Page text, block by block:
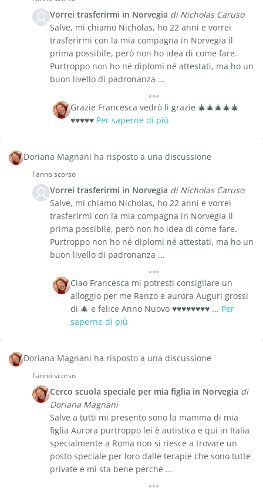
Vorrei trasferirmi in Norvegia di Nicholas Caruso
Salve, mi chiamo Nicholas, ho 22 anni e vorrei
trasferirmi con la mia compagna in Norvegia il
prima possibile, però non ho idea di come fare.
Purtroppo non ho né diplomi né attestati, ma ho un
buon livello di padronanza ...
Grazie Francesca vedrò li grazie 🎄🎄🎄🎄🎄
♥️♥️♥️♥️♥️ Per saperne di più
Doriana Magnani ha risposto a una discussione
l'anno scorso
Vorrei trasferirmi in Norvegia di Nicholas Caruso
Salve, mi chiamo Nicholas, ho 22 anni e vorrei
trasferirmi con la mia compagna in Norvegia il
prima possibile, però non ho idea di come fare.
Purtroppo non ho né diplomi né attestati, ma ho un
buon livello di padronanza ...
Ciao Francesca mi potresti consigliare un
alloggio per me Renzo e aurora Auguri grossi
di 🎄 e felice Anno Nuovo ♥️♥️♥️♥️♥️♥️♥️♥️ ... Per
saperne di più
Doriana Magnani ha risposto a una discussione
l'anno scorso
Cerco scuola speciale per mia figlia in Norvegia di
Doriana Magnani
Salve a tutti mi presento sono la mamma di mia
figlia Aurora purtroppo lei è autistica e qui in Italia
specialmente a Roma non si riesce a trovare un
posto speciale per loro dalle terapie che sono tutte
private e mi sta bene perché ...